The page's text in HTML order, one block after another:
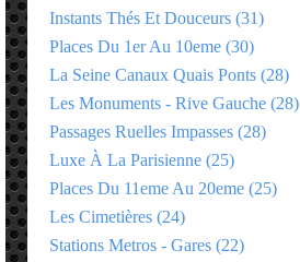
Instants Thés Et Douceurs (31)
Places Du 1er Au 10eme (30)
La Seine Canaux Quais Ponts (28)
Les Monuments - Rive Gauche (28)
Passages Ruelles Impasses (28)
Luxe À La Parisienne (25)
Places Du 11eme Au 20eme (25)
Les Cimetières (24)
Stations Metros - Gares (22)